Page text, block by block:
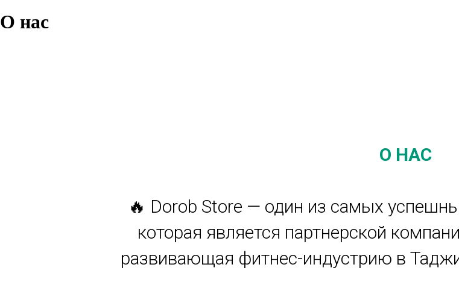
О нас
О НАС
🔥 Dorob Store — один из самых
которая является партнерской
развивающая фитнес-индустрию в